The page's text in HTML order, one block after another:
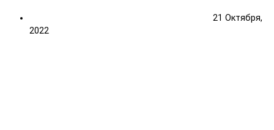
21 Октября,
2022